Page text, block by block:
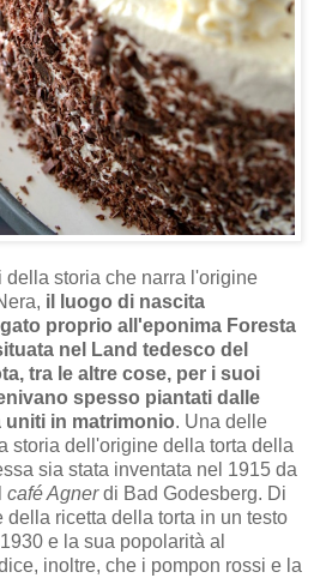
della storia che narra l'origine
il luogo di nascita
proprio all'eponima Foresta
nel Land tedesco del
tra le altre cose, per i suoi
spesso piantati dalle
in matrimonio. Una delle
storia dell'origine della torta della
sia stata inventata nel 1915 da
café Agnerdi Bad Godesberg. Di
ricetta della torta in un testo
e la sua popolarità al
inoltre, che i pompon rossi e la